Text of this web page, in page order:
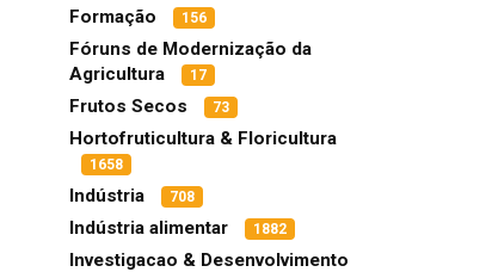
Formação 156
Fóruns de Modernização da
Agricultura
17
Frutos Secos 73
Hortofruticultura & Floricultura
1658
Indústria 708
Indústria alimentar 1882
Investigacao & Desenvolvimento